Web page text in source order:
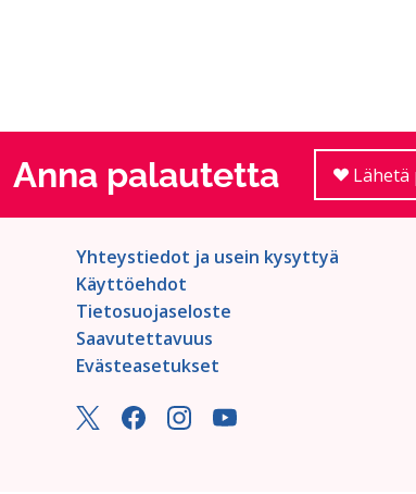
Anna palautetta Lähetä
Yhteystiedot ja usein kysyttyä
Käyttöehdot
Tietosuojaseloste
Saavutettavuus
Evästeasetukset